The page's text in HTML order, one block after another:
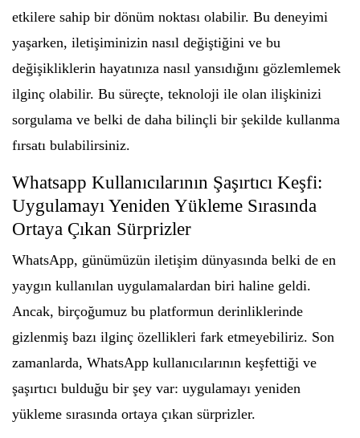
etkilere sahip bir dönüm noktası olabilir. Bu deneyimi
yaşarken, iletişiminizin nasıl değiştiğini ve bu
değişikliklerin hayatınıza nasıl yansıdığını gözlemlemek
ilginç olabilir. Bu süreçte, teknoloji ile olan ilişkinizi
sorgulama ve belki de daha bilinçli bir şekilde kullanma
fırsatı bulabilirsiniz.
Whatsapp Kullanıcılarının Şaşırtıcı Keşfi:
Uygulamayı Yeniden Yükleme Sırasında
Ortaya Çıkan Sürprizler
WhatsApp, günümüzün iletişim dünyasında belki de en
yaygın kullanılan uygulamalardan biri haline geldi.
Ancak, birçoğumuz bu platformun derinliklerinde
gizlenmiş bazı ilginç özellikleri fark etmeyebiliriz. Son
zamanlarda, WhatsApp kullanıcılarının keşfettiği ve
şaşırtıcı bulduğu bir şey var: uygulamayı yeniden
yükleme sırasında ortaya çıkan sürprizler.